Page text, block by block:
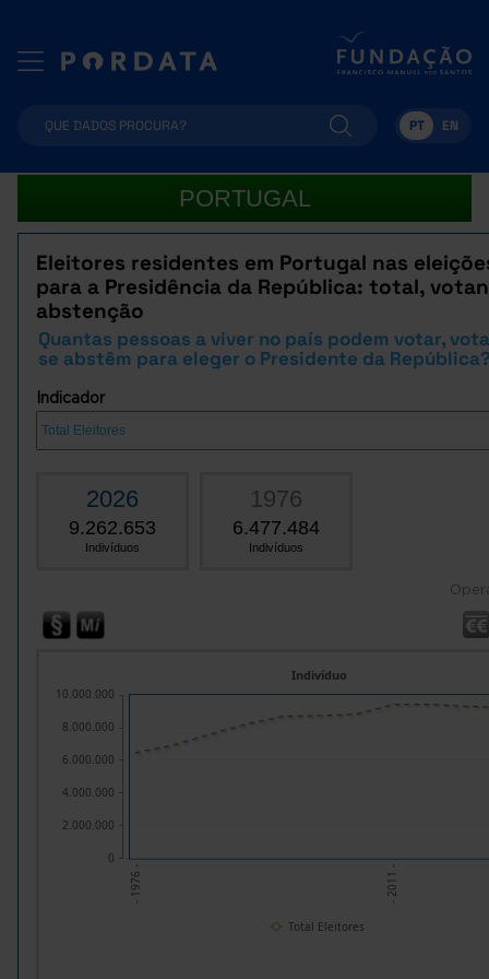
PT EN
PORTUGAL
Eleitores residentes em Portugal nas
para a Presidência da República: total,
abstenção
Quantas pessoas a viver no país podem votar,
se abstêm para eleger o Presidente da
Indicador
2026
9.262.653
Indivíduos
1976
6.477.484
Indivíduos
- 1976 - - 2011 -
Indivíduo
0
2.000.000
4.000.000
6.000.000
8.000.000
10.000.000
Total Eleitores